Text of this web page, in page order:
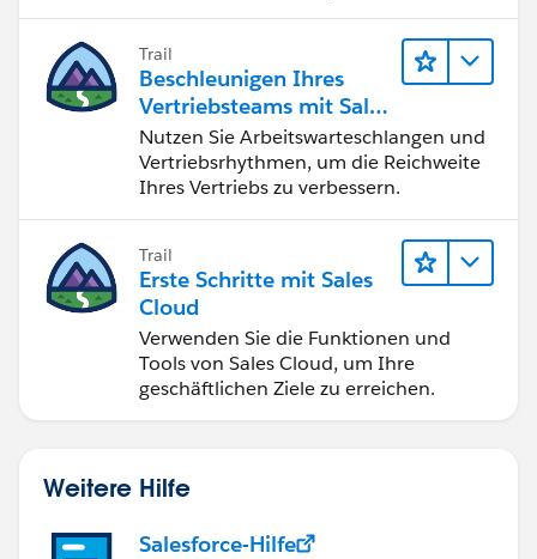
schließen Sie den Lead-zu-Cash-Zyklus
erfolgreich ab.
Trail
Beschleunigen Ihres
Vertriebsteams mit Sales
Engagement
Nutzen Sie Arbeitswarteschlangen und
Vertriebsrhythmen, um die Reichweite
Ihres Vertriebs zu verbessern.
Trail
Erste Schritte mit Sales
Cloud
Verwenden Sie die Funktionen und
Tools von Sales Cloud, um Ihre
geschäftlichen Ziele zu erreichen.
Weitere Hilfe
Salesforce-Hilfe